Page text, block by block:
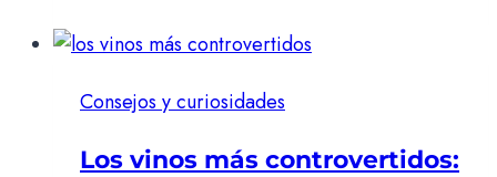
en
Consejos y curiosidades
Los vinos más controvertidos: